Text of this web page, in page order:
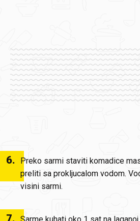
6.
Preko sarmi staviti komadice
preliti sa prokljucalom vodom.
visini sarmi.
7.